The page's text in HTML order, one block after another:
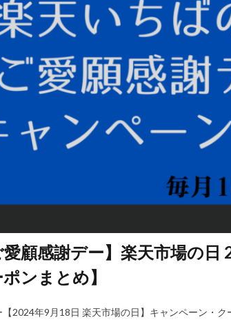
顧感謝デー】楽天市場の日
ンまとめ】
2024年9月18日 楽天市場の日】キャンペーン・